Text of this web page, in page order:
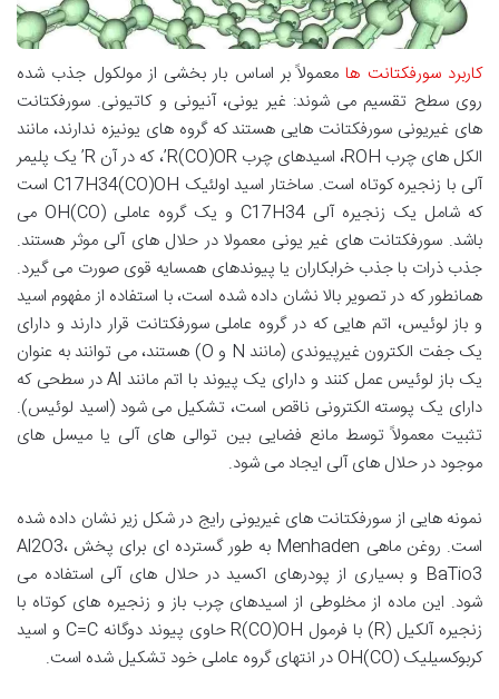
کاربرد سورفکتانت هامعمولاً بر اساس بار بخشی از مولکول جذب شده
روی سطح تقسیم می شوند: غیر یونی، آنیونی و کاتیونی. سورفکتانت
های غیریونی سورفکتانت هایی هستند که گروه های یونیزه ندارند، مانند
الکل های چرب ROH، اسیدهای چرب R(CO)OR’، که در آن R’ یک پلیمر
آلی با زنجیره کوتاه است. ساختار اسید اولئیک C17H34(CO)OH است
که شامل یک زنجیره آلی C17H34 و یک گروه عاملی (CO)OH می
باشد. سورفکتانت های غیر یونی معمولا در حلال های آلی موثر هستند.
جذب ذرات با جذب خرابکاران یا پیوندهای همسایه قوی صورت می گیرد.
همانطور که در تصویر بالا نشان داده شده است، با استفاده از مفهوم اسید
و باز لوئیس، اتم هایی که در گروه عاملی سورفکتانت قرار دارند و دارای
یک جفت الکترون غیرپیوندی (مانند N و O) هستند، می توانند به عنوان
یک باز لوئیس عمل کنند و دارای یک پیوند با اتم مانند Al در سطحی که
دارای یک پوسته الکترونی ناقص است، تشکیل می شود (اسید لوئیس).
تثبیت معمولاً توسط مانع فضایی بین توالی های آلی یا میسل های
موجود در حلال های آلی ایجاد می شود.
نمونه هایی از سورفکتانت های غیریونی رایج در شکل زیر نشان داده شده
است. روغن ماهی Menhaden به طور گسترده ای برای پخش Al2O3،
BaTio3 و بسیاری از پودرهای اکسید در حلال های آلی استفاده می
شود. این ماده از مخلوطی از اسیدهای چرب باز و زنجیره های کوتاه با
زنجیره آلکیل (R) با فرمول R(CO)OH حاوی پیوند دوگانه C=C و اسید
کربوکسیلیک (CO)OH در انتهای گروه عاملی خود تشکیل شده است.